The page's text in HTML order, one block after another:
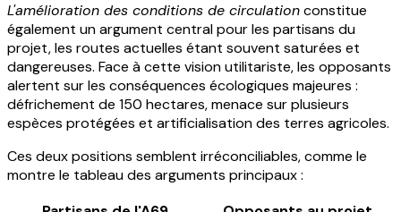
L'amélioration des conditions de circulationconstitue
également un argument central pour les partisans du
projet, les routes actuelles étant souvent saturées et
dangereuses. Face à cette vision utilitariste, les opposants
alertent sur les conséquences écologiques majeures :
défrichement de 150 hectares, menace sur plusieurs
espèces protégées et artificialisation des terres agricoles.
Ces deux positions semblent irréconciliables, comme le
montre le tableau des arguments principaux :